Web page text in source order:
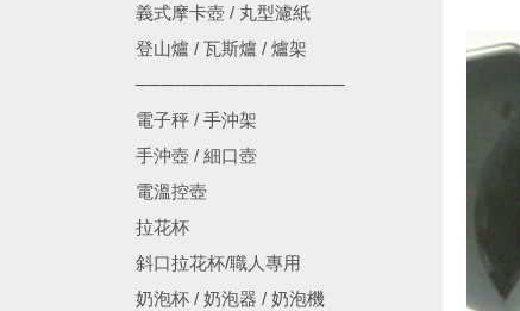
義式摩卡壺 / 丸型濾紙
登山爐 / 瓦斯爐 / 爐架
────────────────
電子秤 / 手沖架
手沖壺 / 細口壺
電溫控壺
拉花杯
斜口拉花杯/職人專用
奶泡杯 / 奶泡器 / 奶泡機